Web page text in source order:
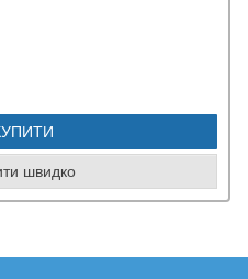
швидко